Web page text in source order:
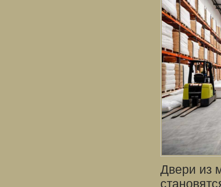
Двери из